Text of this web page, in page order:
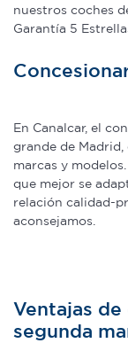
nuestros coches
Garantía 5
En Canalcar, el
grande de
marcas y
que mejor se
relación calidad-
aconsejamos.
Ventajas
segunda